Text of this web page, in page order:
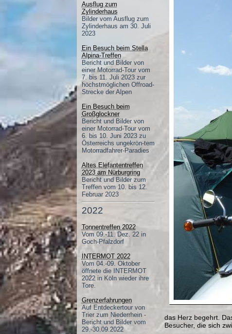
Ausflug zum
Zylinderhaus
Bilder vom Ausflug zum
Zylinderhaus am 30. Juli
2023
Ein Besuch beim Stella
Alpina-Treffen
Bericht und Bilder von
einer Motorrad-Tour vom
7. bis 11. Juli 2023 zur
höchstmöglichen Offroad-
Strecke der Alpen
Ein Besuch beim
Großglockner
Bericht und Bilder von
einer Motorrad-Tour vom
6. bis 10. Juni 2023 zu
Österreichs ungekrön-tem
Motorradfahrer-Paradies
Altes Elefantentreffen
2023 am Nürburgring
Bericht und Bilder zum
Treffen vom 10. bis 12.
Februar 2023
2022
Tonnentreffen 2022
Vom 09.-11. Dez. 22 in
Goch-Pfalzdorf
INTERMOT 2022
Vom 04.-09. Oktober
öffnete die INTERMOT
2022 in Köln wieder ihre
Tore.
Grenzerfahrungen
Auf Entdeckertour von
Trier zum Niederrhein -
Bericht und Bilder vom
29.-30.09.2022
das Herz begehrt.
Besucher, die sich